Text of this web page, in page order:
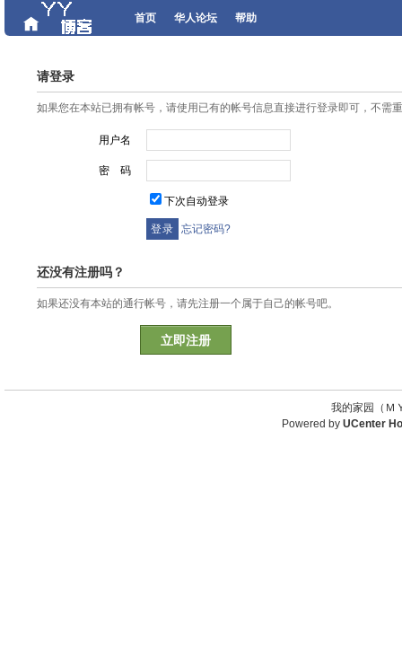
首页 华人论坛 帮助
请登录
如果您在本站已拥有帐号，请使用已有的帐号信息直接进行登录即可，不需
用户名
密 码
下次自动登录
忘记密码?
还没有注册吗？
如果还没有本站的通行帐号，请先注册一个属于自己的帐号吧。
立即注册
我的家园（
Powered by UCenter